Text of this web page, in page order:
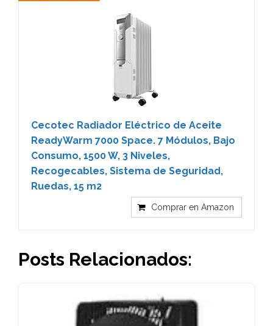
Cecotec Radiador Eléctrico de Aceite
ReadyWarm 7000 Space. 7 Módulos, Bajo
Consumo, 1500 W, 3 Niveles,
Recogecables, Sistema de Seguridad,
Ruedas, 15 m2
Comprar en Amazon
Posts Relacionados: